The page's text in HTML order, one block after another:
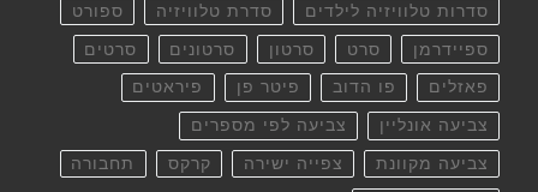
סדרות טלוויזיה לילדים סדרת טלוויזיה ספורט
ספיידרמן סרט סרטון סרטונים סרטים
פאזלים פו הדוב פיטר פן פיראטים
צביעה אונליין צביעה לפי מספרים
צביעה מקוונת צפייה ישירה קרקס תחבורה